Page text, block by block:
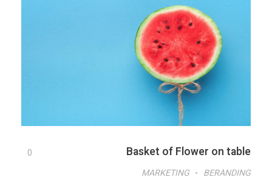
Basket of Flower on table
0
BERANDING
MARKETING